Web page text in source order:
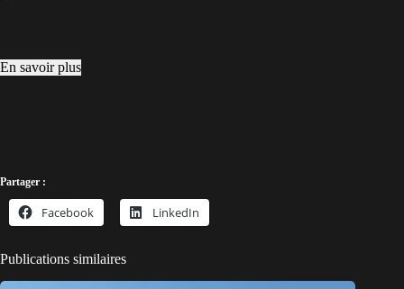
En savoir plus
Partager :
Facebook LinkedIn
Publications similaires